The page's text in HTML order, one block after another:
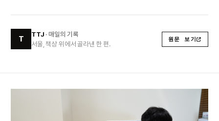
T
TTJ · 매일의 기록
서울, 책상 위에서 골라낸 한 편.
원문 보기